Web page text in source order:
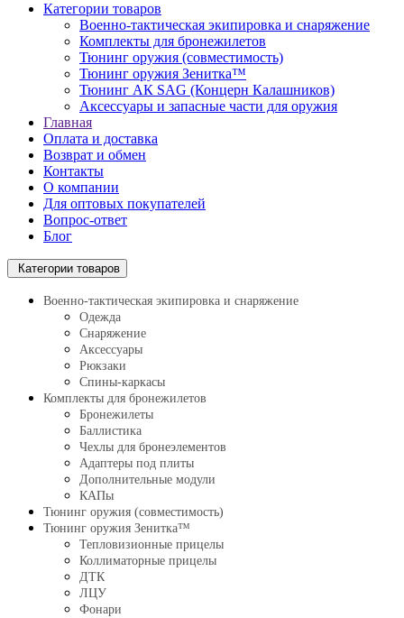
Категории товаров
Военно-тактическая экипировка и снаряжение
Комплекты для бронежилетов
Тюнинг оружия (совместимость)
Тюнинг оружия Зенитка™
Тюнинг АК SAG (Концерн Калашников)
Аксессуары и запасные части для оружия
Главная
Оплата и доставка
Возврат и обмен
Контакты
О компании
Для оптовых покупателей
Вопрос-ответ
Блог
Категории товаров
Военно-тактическая экипировка и снаряжение
Одежда
Снаряжение
Аксессуары
Рюкзаки
Спины-каркасы
Комплекты для бронежилетов
Бронежилеты
Баллистика
Чехлы для бронеэлементов
Адаптеры под плиты
Дополнительные модули
КАПы
Тюнинг оружия (совместимость)
Тюнинг оружия Зенитка™
Тепловизионные прицелы
Коллиматорные прицелы
ДТК
ЛЦУ
Фонари